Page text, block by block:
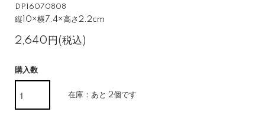
DP16070808
縦10×横7.4×高さ2.2cm
2,640円(税込)
購入数
在庫：あと 2個です